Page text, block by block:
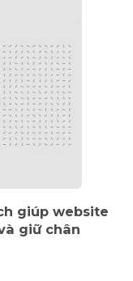
giúp website
giữ chân